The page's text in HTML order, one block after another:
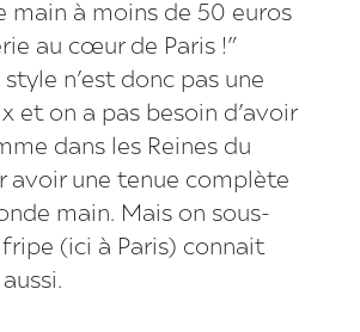
main à moins de 50 euros
au cœur de Paris !”
style n’est donc pas une
et on a pas besoin d’avoir
dans les Reines du
avoir une tenue complète
main. Mais on sous-
(ici à Paris) connait